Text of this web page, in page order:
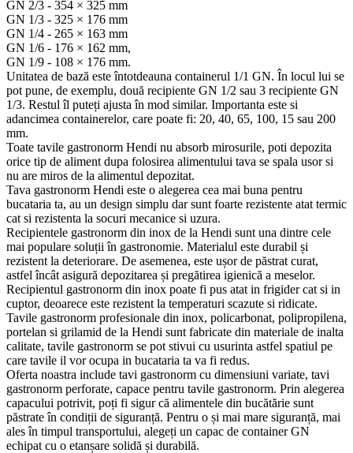
GN 2/3 - 354 × 325 mm
GN 1/3 - 325 × 176 mm
GN 1/4 - 265 × 163 mm
GN 1/6 - 176 × 162 mm,
GN 1/9 - 108 × 176 mm.
Unitatea de bază este întotdeauna containerul 1/1 GN. În locul lui se
pot pune, de exemplu, două recipiente GN 1/2 sau 3 recipiente GN
1/3. Restul îl puteți ajusta în mod similar. Importanta este si
adancimea containerelor, care poate fi: 20, 40, 65, 100, 15 sau 200
mm.
Toate tavile gastronorm Hendi nu absorb mirosurile, poti depozita
orice tip de aliment dupa folosirea alimentului tava se spala usor si
nu are miros de la alimentul depozitat.
Tava gastronorm Hendi este o alegerea cea mai buna pentru
bucataria ta, au un design simplu dar sunt foarte rezistente atat termic
cat si rezistenta la socuri mecanice si uzura.
Recipientele gastronorm din inox de la Hendi sunt una dintre cele
mai populare soluții în gastronomie. Materialul este durabil și
rezistent la deteriorare. De asemenea, este ușor de păstrat curat,
astfel încât asigură depozitarea și pregătirea igienică a meselor.
Recipientul gastronorm din inox poate fi pus atat in frigider cat si in
cuptor, deoarece este rezistent la temperaturi scazute si ridicate.
Tavile gastronorm profesionale din inox, policarbonat, polipropilena,
portelan si grilamid de la Hendi sunt fabricate din materiale de inalta
calitate, tavile gastronorm se pot stivui cu usurinta astfel spatiul pe
care tavile il vor ocupa in bucataria ta va fi redus.
Oferta noastra include tavi gastronorm cu dimensiuni variate, tavi
gastronorm perforate, capace pentru tavile gastronorm. Prin alegerea
capacului potrivit, poți fi sigur că alimentele din bucătărie sunt
păstrate în condiții de siguranță. Pentru o și mai mare siguranță, mai
ales în timpul transportului, alegeți un capac de container GN
echipat cu o etanșare solidă și durabilă.